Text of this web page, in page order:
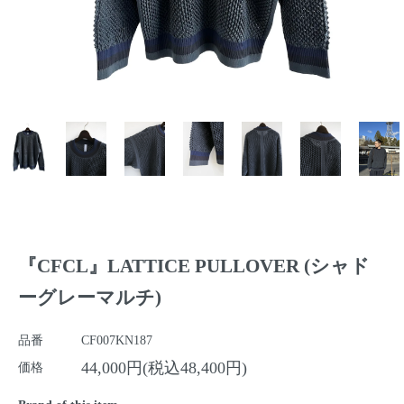
『CFCL』LATTICE PULLOVER (シャド
ーグレーマルチ)
品番
CF007KN187
価格
44,000円(税込48,400円)